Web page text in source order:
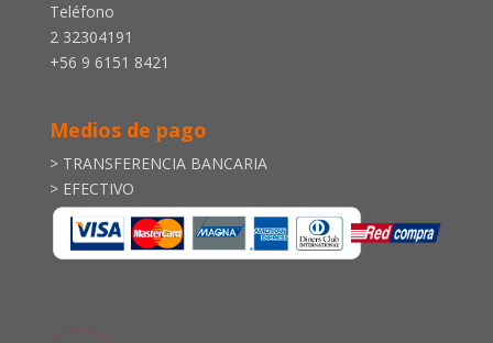
Teléfono
2 32304191
+56 9 6151 8421
Medios de pago
> TRANSFERENCIA BANCARIA
> EFECTIVO